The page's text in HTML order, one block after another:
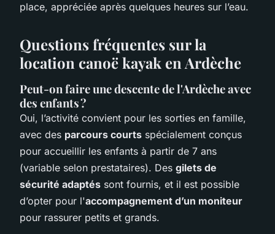
place, appréciée après quelques heures sur l’eau.
Questions fréquentes sur la
location canoë kayak en Ardèche
Peut-on faire une descente de l'Ardèche avec
des enfants ?
Oui, l’activité convient pour les sorties en famille,
avec des parcours courts spécialement conçus
pour accueillir les enfants à partir de 7 ans
(variable selon prestataires). Des gilets de
sécurité adaptés sont fournis, et il est possible
d’opter pour l'accompagnement d’un moniteur
pour rassurer petits et grands.